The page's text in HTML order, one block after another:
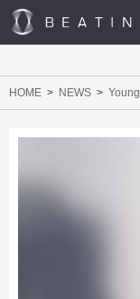
HOME NEWS Young